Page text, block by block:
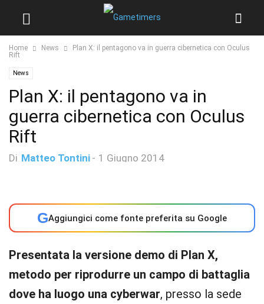
Home News
Plan X: il pentagono va in guerra cibernetica con Oculus
Rift
News
Plan X: il pentagono va in
guerra cibernetica con Oculus
Rift
Di Matteo Tontini - 1 Giugno 2014
GAggiungici come fonte preferita su Google
Presentata la versione demo di Plan X,
metodo per riprodurre un campo di battaglia
dove ha luogo una cyberwar, presso la sede